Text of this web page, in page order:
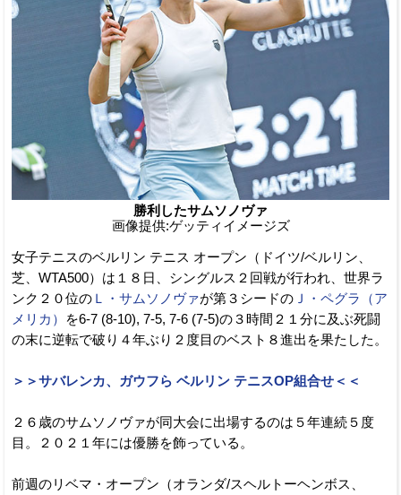
勝利したサムソノヴァ
画像提供:ゲッティイメージズ
女子テニスのベルリン テニス オープン（ドイツ/ベルリン、
芝、WTA500）は１８日、シングルス２回戦が行われ、世界ラ
ンク２０位の Ｌ・サムソノヴァが第３シードの Ｊ・ペグラ（ア
メリカ）
を6-7 (8-10), 7-5, 7-6 (7-5)の３時間２１分に及ぶ死闘
の末に逆転で破り４年ぶり２度目のベスト８進出を果たした。
＞＞サバレンカ、ガウフら ベルリン テニスOP組合せ＜＜
２６歳のサムソノヴァが同大会に出場するのは５年連続５度
目。２０２１年には優勝を飾っている。
前週のリベマ・オープン（オランダ/スヘルトーヘンボス、